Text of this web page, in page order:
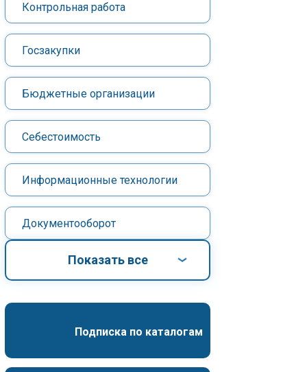
Контрольная работа
Госзакупки
Бюджетные организации
Себестоимость
Информационные технологии
Документооборот
Показать все
Подписка по каталогам